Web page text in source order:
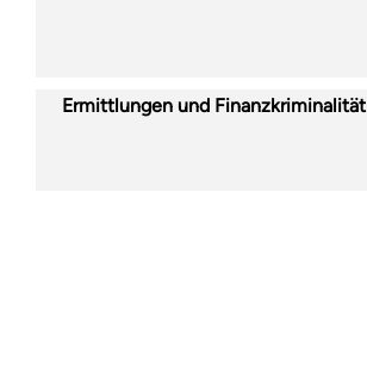
Ermittlungen und Finanzkriminalität